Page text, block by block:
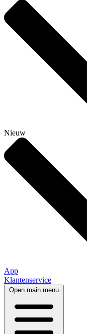
Nieuw
App
Klantenservice
Open main menu